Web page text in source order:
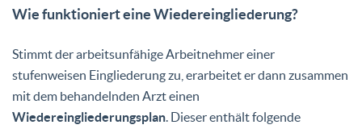
Wie funktioniert eine Wiedereingliederung?
Stimmt der arbeitsunfähige Arbeitnehmer einer
stufenweisen Eingliederung zu, erarbeitet er dann zusammen
mit dem behandelnden Arzt einen
Wiedereingliederungsplan. Dieser enthält folgende